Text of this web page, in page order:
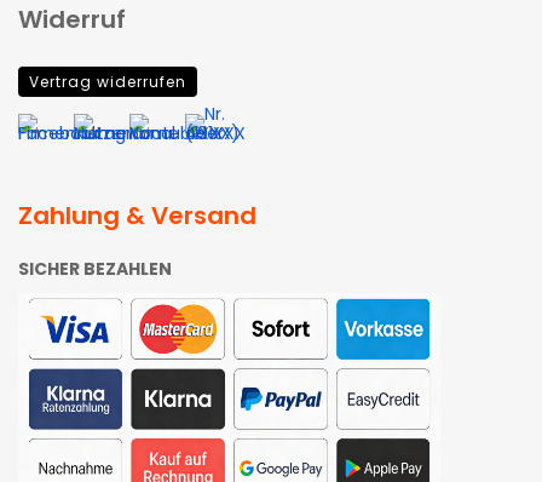
Widerruf
Vertrag widerrufen
Zahlung & Versand
SICHER BEZAHLEN